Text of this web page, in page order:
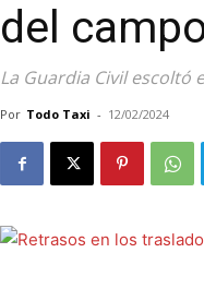
del
La Guardia Civil escoltó
Por Todo Taxi - 12/02/2024